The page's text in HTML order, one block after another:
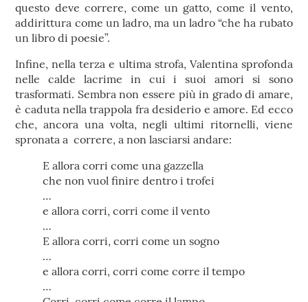
questo deve correre, come un gatto, come il vento,
addirittura come un ladro, ma un ladro “che ha rubato
un libro di poesie”.
Infine, nella terza e ultima strofa, Valentina sprofonda
nelle calde lacrime in cui i suoi amori si sono
trasformati. Sembra non essere più in grado di amare,
è caduta nella trappola fra desiderio e amore. Ed ecco
che, ancora una volta, negli ultimi ritornelli, viene
spronata a correre, a non lasciarsi andare:
E allora corri come una gazzella
che non vuol finire dentro i trofei
…
e allora corri, corri come il vento
…
E allora corri, corri come un sogno
…
e allora corri, corri come corre il tempo
…